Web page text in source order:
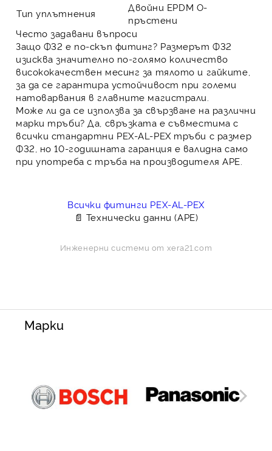
Тип уплътнения
Двойни EPDM O-
пръстени
Често задавани въпроси
Защо Ф32 е по-скъп фитинг? Размерът Ф32
изисква значително по-голямо количество
висококачествен месинг за тялото и гайките,
за да се гарантира устойчивост при големи
натоварвания в главните магистрали.
Може ли да се използва за свързване на различни
марки тръби? Да, свръзката е съвместима с
всички стандартни PEX-AL-PEX тръби с размер
Ф32, но 10-годишната гаранция е валидна само
при употреба с тръба на производителя APE.
Всички фитинги PEX-AL-PEX
📄 Технически данни (APE)
Инженерни системи от xera21.com
Марки